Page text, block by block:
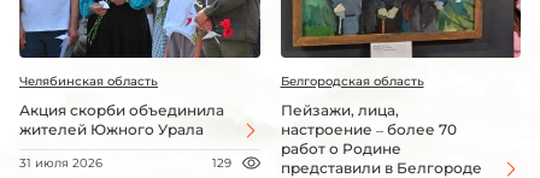
Челябинская область
Акция скорби объединила
жителей Южного Урала
31 июля 2026 129
Белгородская область
Пейзажи, лица,
настроение – более 70
работ о Родине
представили в Белгороде